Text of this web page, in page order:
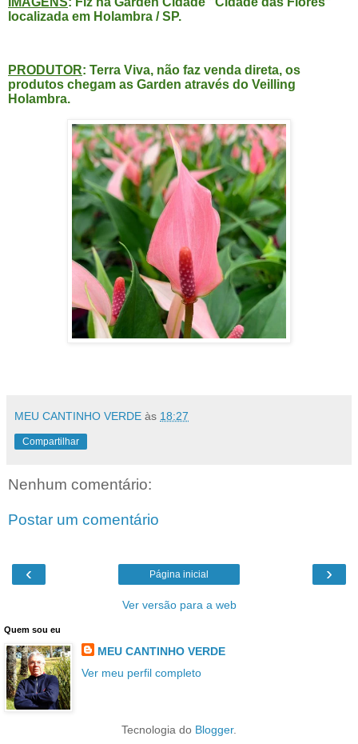
localizada em Holambra / SP.
PRODUTOR: Terra Viva, não faz venda direta, os
produtos chegam as Garden através do Veilling
Holambra.
MEU CANTINHO VERDE às 18:27
Compartilhar
Nenhum comentário:
Postar um comentário
‹ ›
Página inicial
Ver versão para a web
Quem sou eu
MEU CANTINHO VERDE
Ver meu perfil completo
Tecnologia do Blogger.